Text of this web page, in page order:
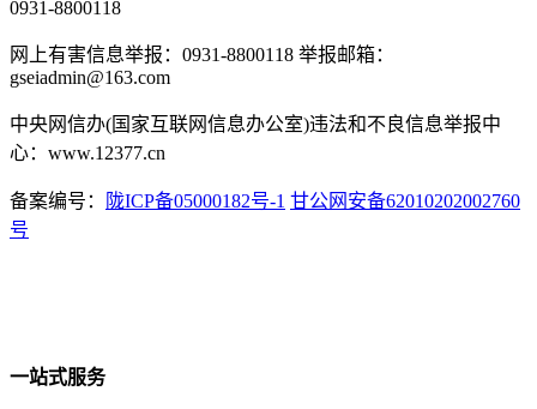
0931-8800118
网上有害信息举报：0931-8800118 举报邮箱：
gseiadmin@163.com
中央网信办(国家互联网信息办公室)违法和不良信息举报中
心：www.12377.cn
备案编号： 陇ICP备05000182号-1 甘公网安备62010202002760
号
一站式服务